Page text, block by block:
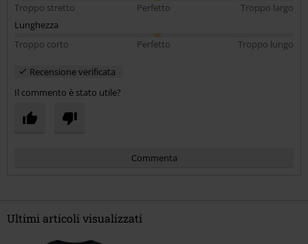
Troppo stretto
Perfetto
Troppo largo
Lunghezza
Troppo corto
Perfetto Troppo lungo
Recensione verificata
Il commento è stato utile?
Commenta
Ultimi articoli visualizzati